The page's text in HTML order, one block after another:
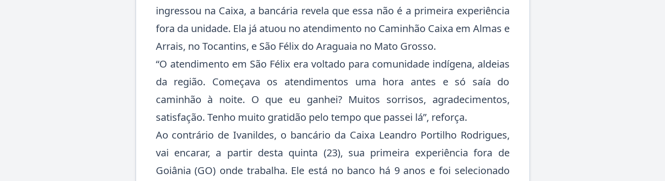
ingressou na Caixa, a bancária revela que essa não é a primeira experiência
fora da unidade. Ela já atuou no atendimento no Caminhão Caixa em Almas e
Arrais, no Tocantins, e São Félix do Araguaia no Mato Grosso.
“O atendimento em São Félix era voltado para comunidade indígena, aldeias
da região. Começava os atendimentos uma hora antes e só saía do
caminhão à noite. O que eu ganhei? Muitos sorrisos, agradecimentos,
satisfação. Tenho muito gratidão pelo tempo que passei lá”, reforça.
Ao contrário de Ivanildes, o bancário da Caixa Leandro Portilho Rodrigues,
vai encarar, a partir desta quinta (23), sua primeira experiência fora de
Goiânia (GO) onde trabalha. Ele está no banco há 9 anos e foi selecionado